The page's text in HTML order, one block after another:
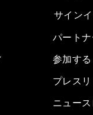
サイン
パート
参加する
プレス
ニュー